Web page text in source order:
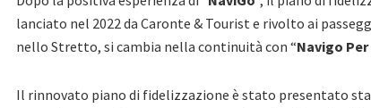
lanciato nel 2022 da Caronte & Tourist e rivolto ai
nello Stretto, si cambia nella continuità con “Navigo Per
Il rinnovato piano di fidelizzazione è stato presentato